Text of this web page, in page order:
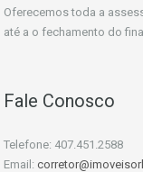
Oferecemos toda a
até a o fechamento do
Fale Conosco
Telefone: 407.451.2588
Email: